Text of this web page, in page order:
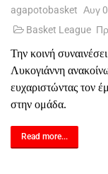
agapotobasket Αυγ
Basket League
Την κοινή
Λυκογιάννη
ευχαριστώντας τον
στην ομάδα.
Read more...